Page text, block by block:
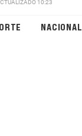
10:23
NACIONAL